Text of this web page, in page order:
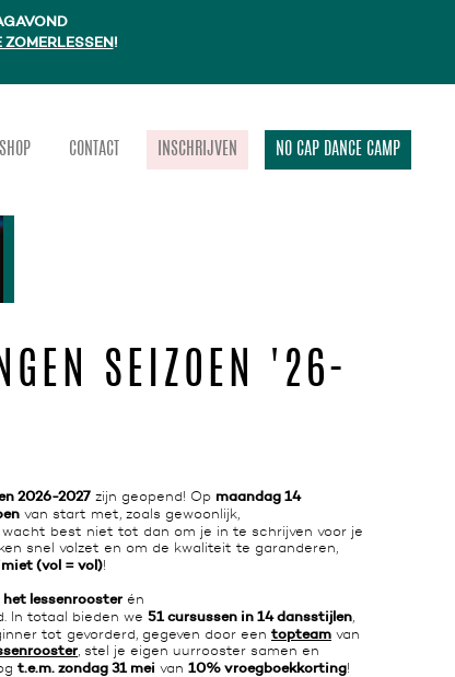
ZOMERLESSEN!
CONTACT INSCHRIJVEN NO CAP DANCE CAMP
SEIZOEN '26-
2026-2027 zijn geopend! Op maandag 14
van start met, zoals gewoonlijk,
wacht best niet tot dan om je in te schrijven voor je
snel volzet en om de kwaliteit te garanderen,
(vol = vol)!
lessenrooster én
In totaal bieden we 51 cursussen in 14 dansstijlen,
tot gevorderd, gegeven door een topteam van
, stel je eigen uurrooster samen en
t.e.m. zondag 31 mei van 10% vroegboekkorting!